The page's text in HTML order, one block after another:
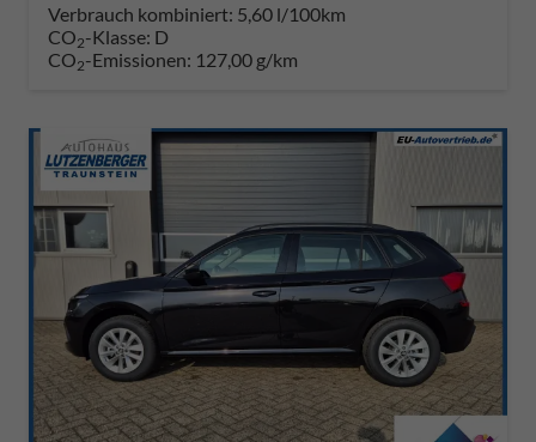
Verbrauch kombiniert: 5,60 l/100km
CO2-Klasse: D
CO2-Emissionen: 127,00 g/km